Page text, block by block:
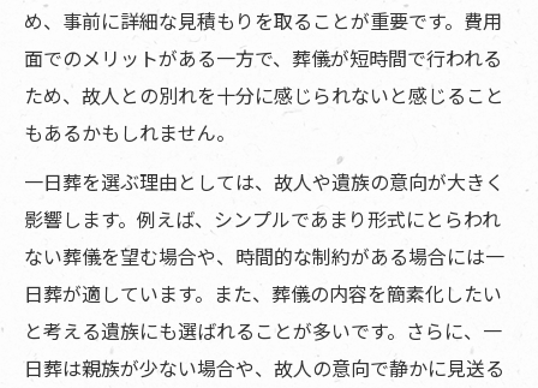
め、事前に詳細な見積もりを取ることが重要です。費用
面でのメリットがある一方で、葬儀が短時間で行われる
ため、故人との別れを十分に感じられないと感じること
もあるかもしれません。
一日葬を選ぶ理由としては、故人や遺族の意向が大きく
影響します。例えば、シンプルであまり形式にとらわれ
ない葬儀を望む場合や、時間的な制約がある場合には一
日葬が適しています。また、葬儀の内容を簡素化したい
と考える遺族にも選ばれることが多いです。さらに、一
日葬は親族が少ない場合や、故人の意向で静かに見送る